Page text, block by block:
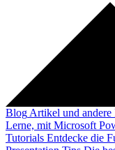
Blog Artikel und andere
Lerne, mit Microsoft
Tutorials Entdecke die